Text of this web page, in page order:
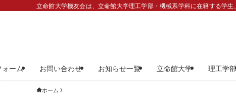
立命館大学機友会は、立命館大学理工学部・機械系学科に在籍する学生
ーム お問い合わせ お知らせ一覧 立命館大学 理工学部
ホーム